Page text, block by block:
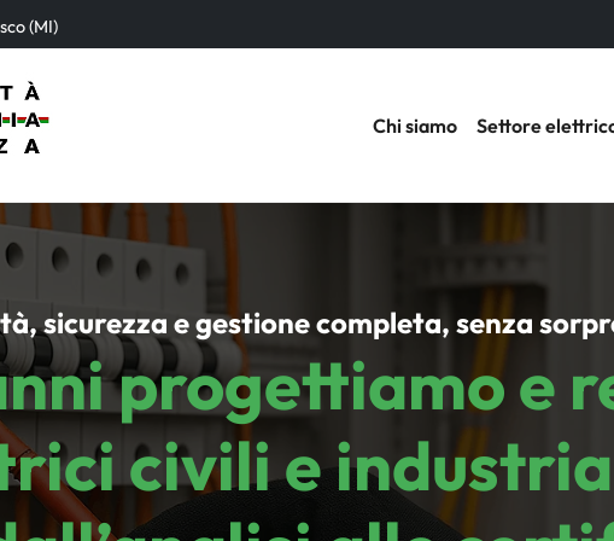
(MI)
Chi siamo Settore
sicurezza e gestione completa, senza
progettiamo e
civili e